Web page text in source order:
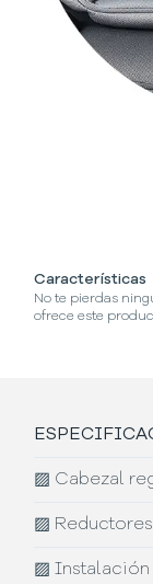
Características
No te pierdas
ofrece este
▨ Cabezal
▨
▨Instalación